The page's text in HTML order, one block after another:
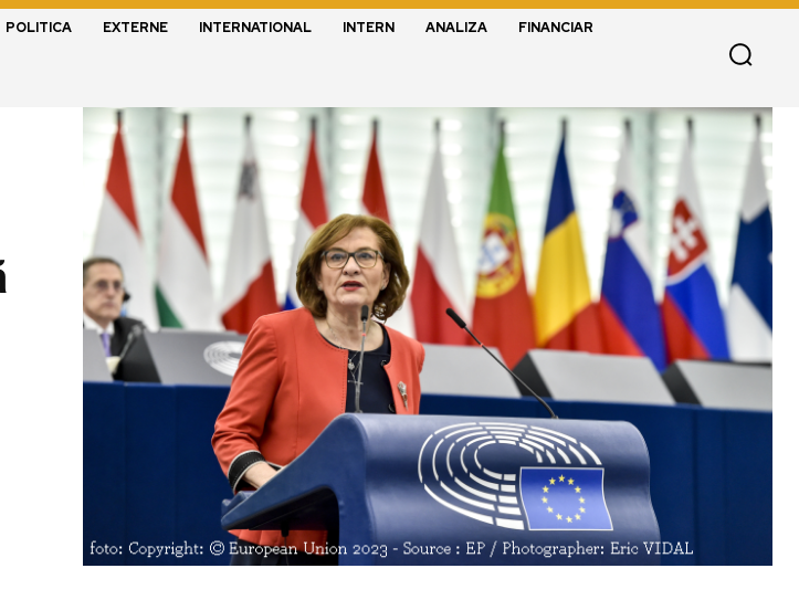
POLITICA EXTERNE INTERNATIONAL INTERN ANALIZA FINANCIAR